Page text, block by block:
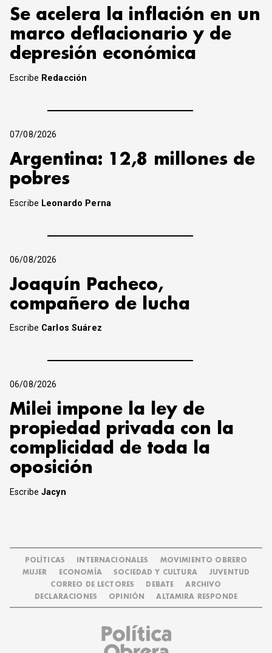
Se acelera la inflación en un
marco deflacionario y de
depresión económica
Escribe Redacción
07/08/2026
Argentina: 12,8 millones de
pobres
Escribe Leonardo Perna
06/08/2026
Joaquín Pacheco,
compañero de lucha
Escribe Carlos Suárez
06/08/2026
Milei impone la ley de
propiedad privada con la
complicidad de toda la
oposición
EscribeJacyn
POLÍTICAS INTERNACIONALES
MOVIMIENTO OBRERO
MUJER
ECONOMÍA SOCIEDAD Y CULTURA
JUVENTUD
CORREO DE LECTORES
DEBATE
ARCHIVO
DECLARACIONES
OPINIÓN ALTAMIRA RESPONDE